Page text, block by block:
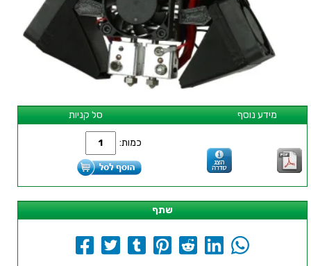
סל קניות מידע נוסף
כמות:
שתף